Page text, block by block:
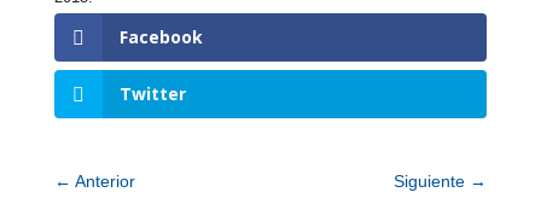
Facebook
Twitter
← Anterior Siguiente →